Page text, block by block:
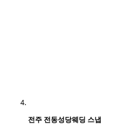
전주 전동성당웨딩 스냅